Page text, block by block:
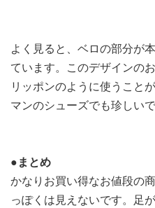
よく見ると、ベロの部分が
ています。このデザインの
リッポンのように使うこと
マンのシューズでも珍しいで
●まとめ
かなりお買い得なお値段の
っぽくは見えないです。足